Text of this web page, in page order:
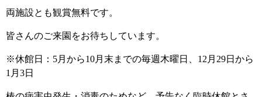
両施設とも観賞無料です。
皆さんのご来園をお待ちしています。
※休館日：5月から10月末までの毎週木曜日、12月29日から
1月3日